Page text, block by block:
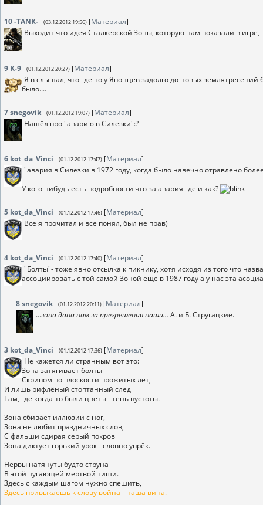
10-TANK- (03.12.2012 19:56) [Материал]
Выходит что идея Сталкерской Зоны, которую нам показали в
9 K-9 (01.12.2012 20:27) [Материал]
Я в слышал, что где-то у Японцев задолго до новых
было....
7snegovik (01.12.2012 19:07) [Материал]
Нашёл про "аварию в Силезки":?
6 kot_da_Vinci (01.12.2012 17:47) [Материал]
"авария в Силезки в 1972 году, когда было навечно отравлено
У кого нибудь есть подробности что за авария где и как?
5 kot_da_Vinci (01.12.2012 17:46) [Материал]
Все я прочитал и все понял, был не прав)
4 kot_da_Vinci (01.12.2012 17:40) [Материал]
"Болты"- тоже явно отсылка к пикнику, хотя исходя из того что
ассоциировать с той самой Зоной еще в 1987 году а у нас эта
8snegovik (01.12.2012 20:11) [Материал]
...зона дана нам за прегрешения наши... А. и Б. Стругацкие.
3 kot_da_Vinci (01.12.2012 17:36) [Материал]
Не кажется ли странным вот это:
Зона затягивает болты
Скрипом по плоскости прожитых лет,
И лишь рифлёный стоптанный след
Там, где когда-то были цветы - тень пустоты.
Зона сбивает иллюзии с ног,
Зона не любит праздничных слов,
С фальши сдирая серый покров
Зона диктует горький урок - словно упрёк.
Нервы натянуты будто струна
В этой пугающей мертвой тиши.
Здесь с каждым шагом нужно спешить,
Здесь привыкаешь к слову война - наша вина.